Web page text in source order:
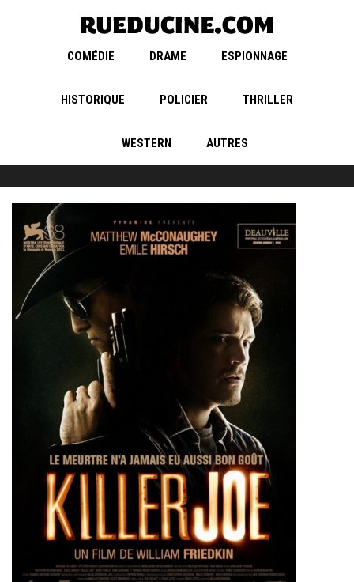
COMÉDIE DRAME ESPIONNAGE
HISTORIQUE POLICIER THRILLER
WESTERN AUTRES